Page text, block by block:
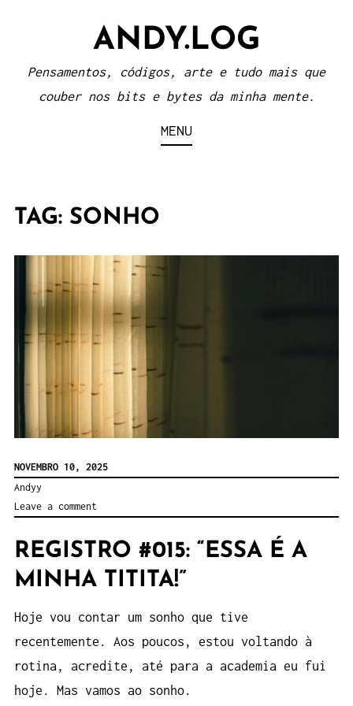
ANDY.LOG
Pensamentos, códigos, arte e tudo mais que
couber nos bits e bytes da minha mente.
MENU
TAG: SONHO
NOVEMBRO 10, 2025
Andyy
Leave a comment
REGISTRO #015: “ESSA É A
MINHA TITITA!”
Hoje vou contar um sonho que tive
recentemente. Aos poucos, estou voltando à
rotina, acredite, até para a academia eu fui
hoje. Mas vamos ao sonho.